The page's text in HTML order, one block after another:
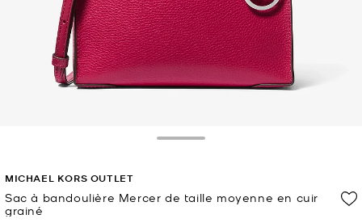
MICHAEL KORS OUTLET
Sac à bandoulière Mercer de taille moyenne en cuir
grainé